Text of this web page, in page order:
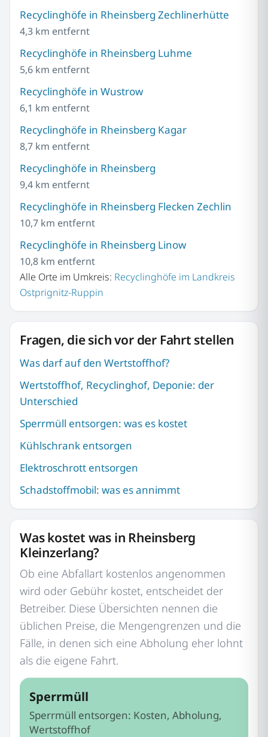
Recyclinghöfe in Rheinsberg Zechlinerhütte
4,3 km entfernt
Recyclinghöfe in Rheinsberg Luhme
5,6 km entfernt
Recyclinghöfe in Wustrow
6,1 km entfernt
Recyclinghöfe in Rheinsberg Kagar
8,7 km entfernt
Recyclinghöfe in Rheinsberg
9,4 km entfernt
Recyclinghöfe in Rheinsberg Flecken Zechlin
10,7 km entfernt
Recyclinghöfe in Rheinsberg Linow
10,8 km entfernt
Alle Orte im Umkreis: Recyclinghöfe im Landkreis
Ostprignitz-Ruppin
Fragen, die sich vor der Fahrt stellen
Was darf auf den Wertstoffhof?
Wertstoffhof, Recyclinghof, Deponie: der
Unterschied
Sperrmüll entsorgen: was es kostet
Kühlschrank entsorgen
Elektroschrott entsorgen
Schadstoffmobil: was es annimmt
Was kostet was in Rheinsberg
Kleinzerlang?
Ob eine Abfallart kostenlos angenommen
wird oder Gebühr kostet, entscheidet der
Betreiber. Diese Übersichten nennen die
üblichen Preise, die Mengengrenzen und die
Fälle, in denen sich eine Abholung eher lohnt
als die eigene Fahrt.
Sperrmüll
Sperrmüll entsorgen: Kosten, Abholung,
Wertstoffhof